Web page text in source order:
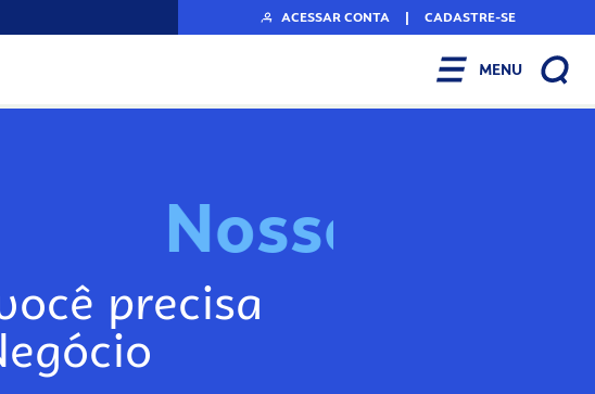
ACESSAR CONTA | CADASTRE-SE
MENU
Nosso
precisa